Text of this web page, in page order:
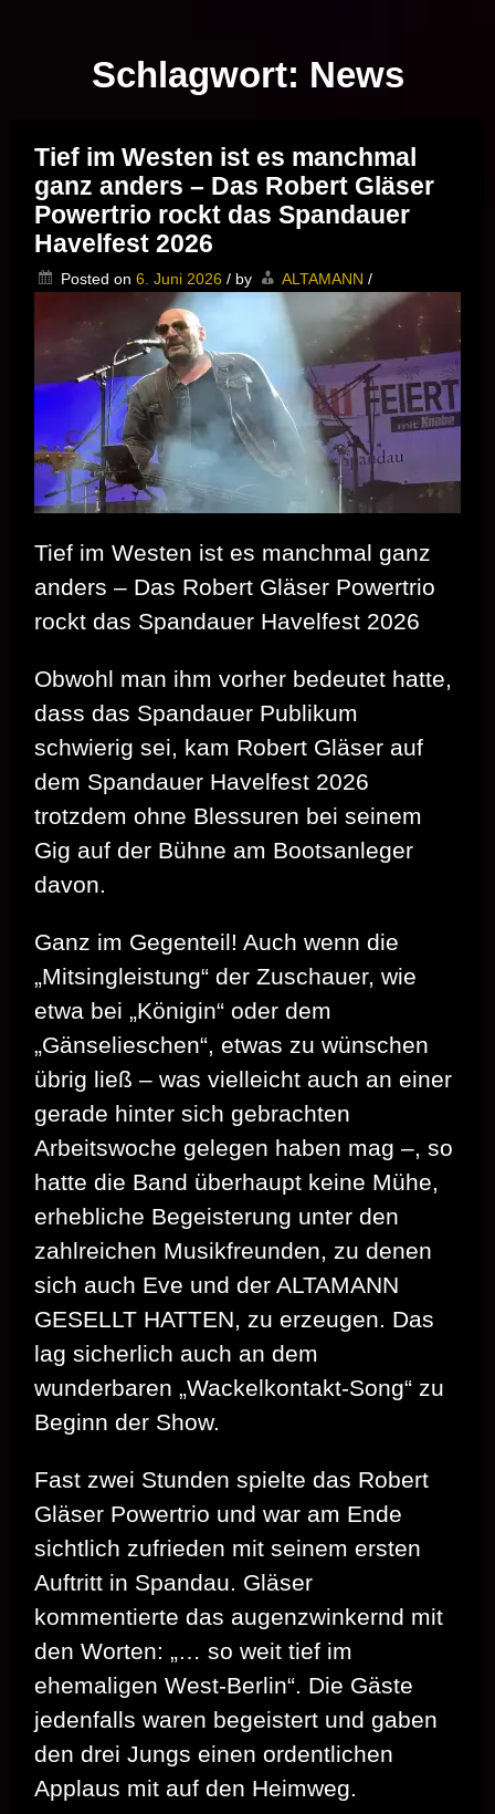
Schlagwort: News
Tief im Westen ist es manchmal
ganz anders – Das Robert Gläser
Powertrio rockt das Spandauer
Havelfest 2026
Posted on 6. Juni 2026 / by ALTAMANN /
Tief im Westen ist es manchmal ganz
anders – Das Robert Gläser Powertrio
rockt das Spandauer Havelfest 2026
Obwohl man ihm vorher bedeutet hatte,
dass das Spandauer Publikum
schwierig sei, kam Robert Gläser auf
dem Spandauer Havelfest 2026
trotzdem ohne Blessuren bei seinem
Gig auf der Bühne am Bootsanleger
davon.
Ganz im Gegenteil! Auch wenn die
„Mitsingleistung“ der Zuschauer, wie
etwa bei „Königin“ oder dem
„Gänselieschen“, etwas zu wünschen
übrig ließ – was vielleicht auch an einer
gerade hinter sich gebrachten
Arbeitswoche gelegen haben mag –, so
hatte die Band überhaupt keine Mühe,
erhebliche Begeisterung unter den
zahlreichen Musikfreunden, zu denen
sich auch Eve und der ALTAMANN
GESELLT HATTEN, zu erzeugen. Das
lag sicherlich auch an dem
wunderbaren „Wackelkontakt-Song“ zu
Beginn der Show.
Fast zwei Stunden spielte das Robert
Gläser Powertrio und war am Ende
sichtlich zufrieden mit seinem ersten
Auftritt in Spandau. Gläser
kommentierte das augenzwinkernd mit
den Worten: „… so weit tief im
ehemaligen West-Berlin“. Die Gäste
jedenfalls waren begeistert und gaben
den drei Jungs einen ordentlichen
Applaus mit auf den Heimweg.